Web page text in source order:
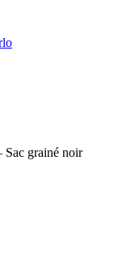
grainé noir